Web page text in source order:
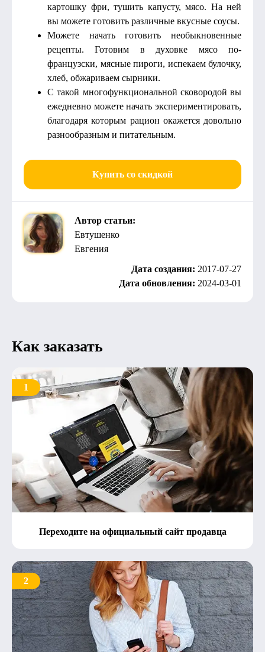
картошку фри, тушить капусту, мясо. На ней
вы можете готовить различные вкусные соусы.
Можете начать готовить необыкновенные
рецепты. Готовим в духовке мясо по-
французски, мясные пироги, испекаем булочку,
хлеб, обжариваем сырники.
С такой многофункциональной сковородой вы
ежедневно можете начать экспериментировать,
благодаря которым рацион окажется довольно
разнообразным и питательным.
Купить со скидкой
Автор статьи:
Евтушенко
Евгения
Дата создания: 2017-07-27
Дата обновления: 2024-03-01
Как заказать
1
Переходите на официальный сайт продавца
2